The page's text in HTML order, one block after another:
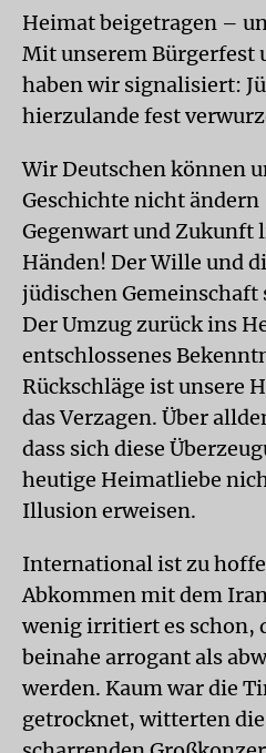
Heimat beigetragen –
Mit unserem Bürgerfest
haben wir signalisiert:
hierzulande fest
Wir Deutschen können
Geschichte nicht
Gegenwart und Zukunft
Händen! Der Wille und
jüdischen Gemeinschaft
Der Umzug zurück ins
entschlossenes
Rückschläge ist unsere
das Verzagen. Über
dass sich diese
heutige Heimatliebe
Illusion erweisen.
International ist zu
Abkommen mit dem
wenig irritiert es schon,
beinahe arrogant als
werden. Kaum war die
getrocknet, witterten